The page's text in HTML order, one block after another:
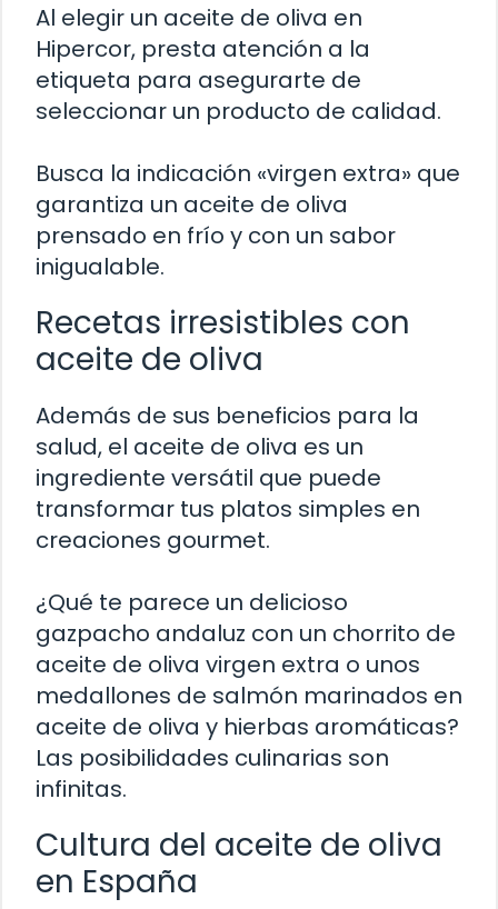
Al elegir un aceite de oliva en
Hipercor, presta atención a la
etiqueta para asegurarte de
seleccionar un producto de calidad.
Busca la indicación «virgen extra» que
garantiza un aceite de oliva
prensado en frío y con un sabor
inigualable.
Recetas irresistibles con
aceite de oliva
Además de sus beneficios para la
salud, el aceite de oliva es un
ingrediente versátil que puede
transformar tus platos simples en
creaciones gourmet.
¿Qué te parece un delicioso
gazpacho andaluz con un chorrito de
aceite de oliva virgen extra o unos
medallones de salmón marinados en
aceite de oliva y hierbas aromáticas?
Las posibilidades culinarias son
infinitas.
Cultura del aceite de oliva
en España